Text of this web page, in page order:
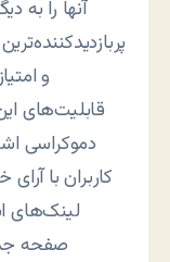
آنها را به
و
قابلیت‌های
دموکراسی
کاربران با
لینک‌های
صفحه